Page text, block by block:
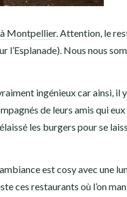
Montpellier. Attention, le
l’Esplanade). Nous nous
ingénieux car ainsi, il
de leurs amis qui eux
les burgers pour se
est cosy avec une
ces restaurants où l’on